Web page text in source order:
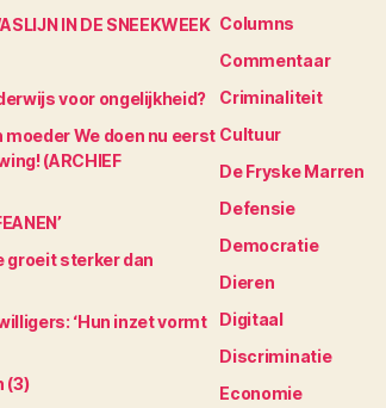
IN DE SNEEKWEEK
voor ongelijkheid?
moeder We doen nu eerst
(ARCHIEF
groeit sterker dan
‘Hun inzet vormt
(3)
Columns
Commentaar
Criminaliteit
Cultuur
De Fryske Marren
Defensie
Democratie
Dieren
Digitaal
Discriminatie
Economie